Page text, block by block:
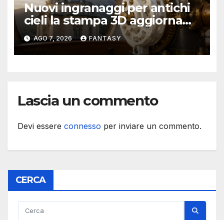
Nuovi ingranaggi per antichi
cieli la stampa 3D aggiorna
un osservatorio del 1930 della
University of Arkansas at
Little Rock
AGO 7, 2026 FANTASY
Lascia un commento
Devi essere connesso per inviare un commento.
CERCA